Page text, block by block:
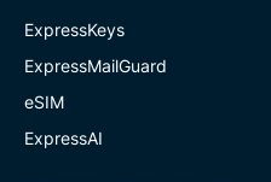
ExpressKeys
ExpressMailGuard
eSIM
ExpressAI